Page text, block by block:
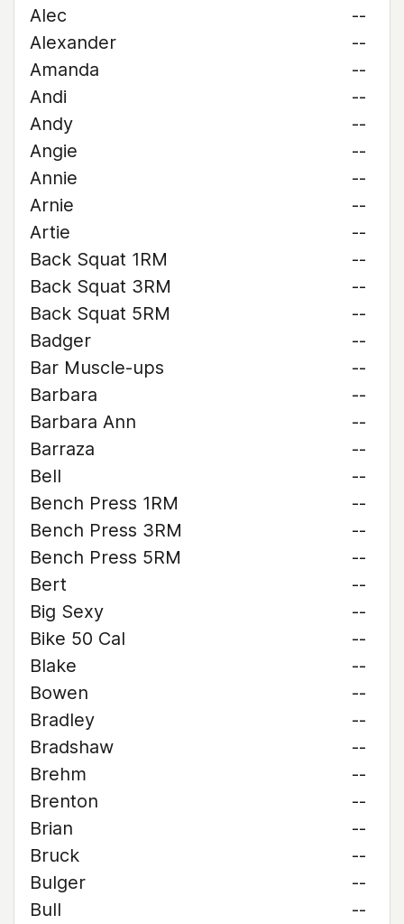
Alec
--
Alexander
--
Amanda
--
Andi
--
Andy
--
Angie
--
Annie
--
Arnie
--
Artie
--
Back Squat 1RM
--
Back Squat 3RM
--
Back Squat 5RM
--
Badger
--
Bar Muscle-ups
--
Barbara
--
Barbara Ann
--
Barraza
--
Bell
--
Bench Press 1RM
--
Bench Press 3RM
--
Bench Press 5RM
--
Bert
--
Big Sexy
--
Bike 50 Cal
--
Blake
--
Bowen
--
Bradley
--
Bradshaw
--
Brehm
--
Brenton
--
Brian
--
Bruck
--
Bulger
--
Bull
--